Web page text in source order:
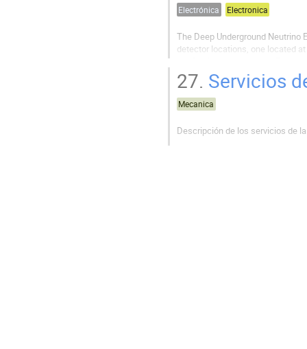
Electrónica Electronica
The Deep Underground Neutrino
detector locations, one located
fiducial mass each used to
27. Servicios
Mecanica
Descripción de los servicios de